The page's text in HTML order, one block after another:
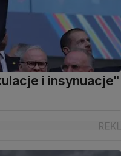
i insynuacje"